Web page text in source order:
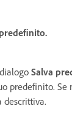
Salva
predefinito. Se
descrittiva.